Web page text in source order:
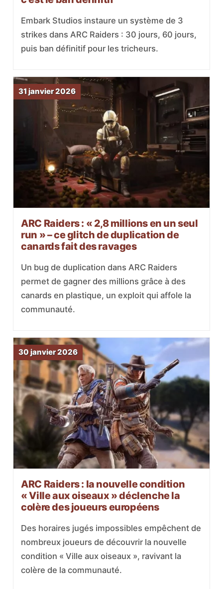
Embark Studios instaure un système de 3
strikes dans ARC Raiders : 30 jours, 60 jours,
puis ban définitif pour les tricheurs.
31 janvier 2026
ARC Raiders : « 2,8 millions en un seul
run » – ce glitch de duplication de
canards fait des ravages
Un bug de duplication dans ARC Raiders
permet de gagner des millions grâce à des
canards en plastique, un exploit qui affole la
communauté.
30 janvier 2026
ARC Raiders : la nouvelle condition
« Ville aux oiseaux » déclenche la
colère des joueurs européens
Des horaires jugés impossibles empêchent de
nombreux joueurs de découvrir la nouvelle
condition « Ville aux oiseaux », ravivant la
colère de la communauté.